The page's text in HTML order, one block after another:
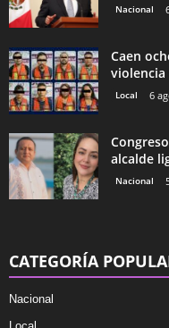
Nacional
Caen
violencia
Local 6
alcalde
Nacional
CATEGORÍA
Nacional